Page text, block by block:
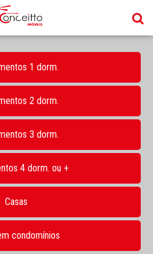
1 dorm.
2 dorm.
3 dorm.
4 dorm. ou +
Casas
condomínios